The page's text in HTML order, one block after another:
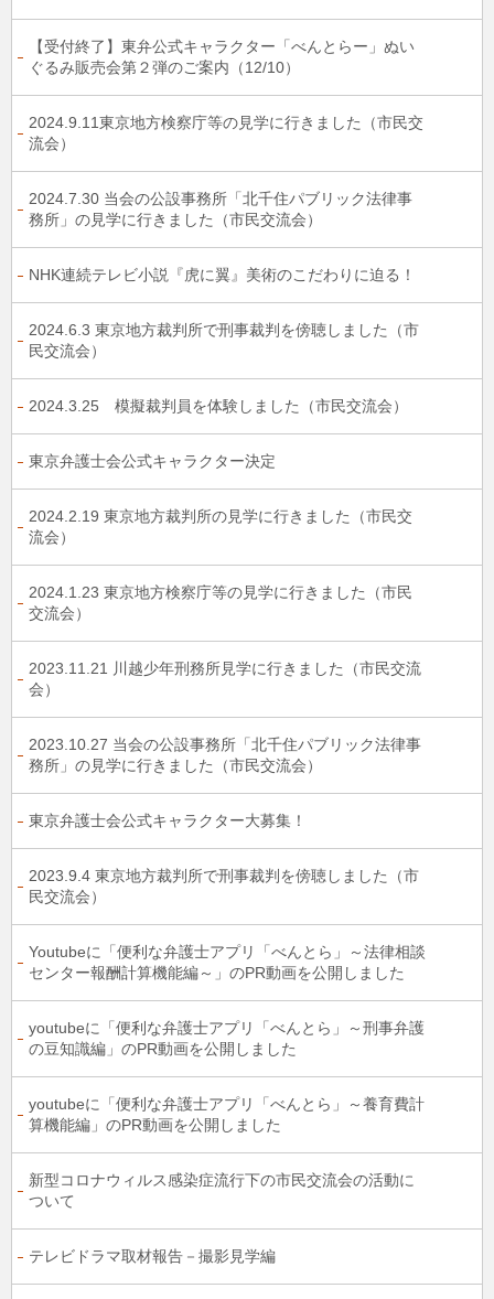
【受付終了】東弁公式キャラクター「べんとらー」ぬい
ぐるみ販売会第２弾のご案内（12/10）
2024.9.11東京地方検察庁等の見学に行きました（市民交
流会）
2024.7.30 当会の公設事務所「北千住パブリック法律事
務所」の見学に行きました（市民交流会）
NHK連続テレビ小説『虎に翼』美術のこだわりに迫る！
2024.6.3 東京地方裁判所で刑事裁判を傍聴しました（市
民交流会）
2024.3.25 模擬裁判員を体験しました（市民交流会）
東京弁護士会公式キャラクター決定
2024.2.19 東京地方裁判所の見学に行きました（市民交
流会）
2024.1.23 東京地方検察庁等の見学に行きました（市民
交流会）
2023.11.21 川越少年刑務所見学に行きました（市民交流
会）
2023.10.27 当会の公設事務所「北千住パブリック法律事
務所」の見学に行きました（市民交流会）
東京弁護士会公式キャラクター大募集！
2023.9.4 東京地方裁判所で刑事裁判を傍聴しました（市
民交流会）
Youtubeに「便利な弁護士アプリ「べんとら」～法律相談
センター報酬計算機能編～」のPR動画を公開しました
youtubeに「便利な弁護士アプリ「べんとら」～刑事弁護
の豆知識編」のPR動画を公開しました
youtubeに「便利な弁護士アプリ「べんとら」～養育費計
算機能編」のPR動画を公開しました
新型コロナウィルス感染症流行下の市民交流会の活動に
ついて
テレビドラマ取材報告－撮影見学編